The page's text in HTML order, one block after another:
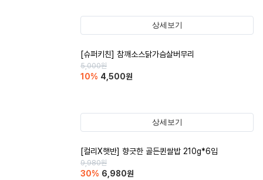
상세보기
[슈퍼키친] 참깨소스닭가슴살버무리
5,000원
10% 4,500원
상세보기
[컬리X햇반] 향긋한 골든퀸쌀밥 210g*6입
9,980원
30% 6,980원